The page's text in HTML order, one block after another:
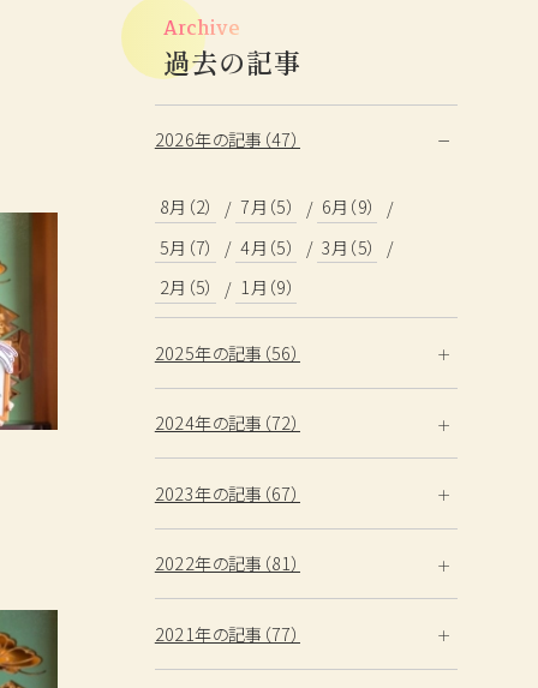
Archive
過去の記事
2026年の記事（47）
8月（2） 7月（5）
6月（9）
5月（7）
4月（5）
3月（5）
2月（5）
1月（9）
2025年の記事（56）
2024年の記事（72）
2023年の記事（67）
2022年の記事（81）
2021年の記事（77）